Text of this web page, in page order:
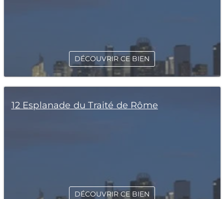
DÉCOUVRIR CE BIEN
12 Esplanade du Traité de Rôme
DÉCOUVRIR CE BIEN